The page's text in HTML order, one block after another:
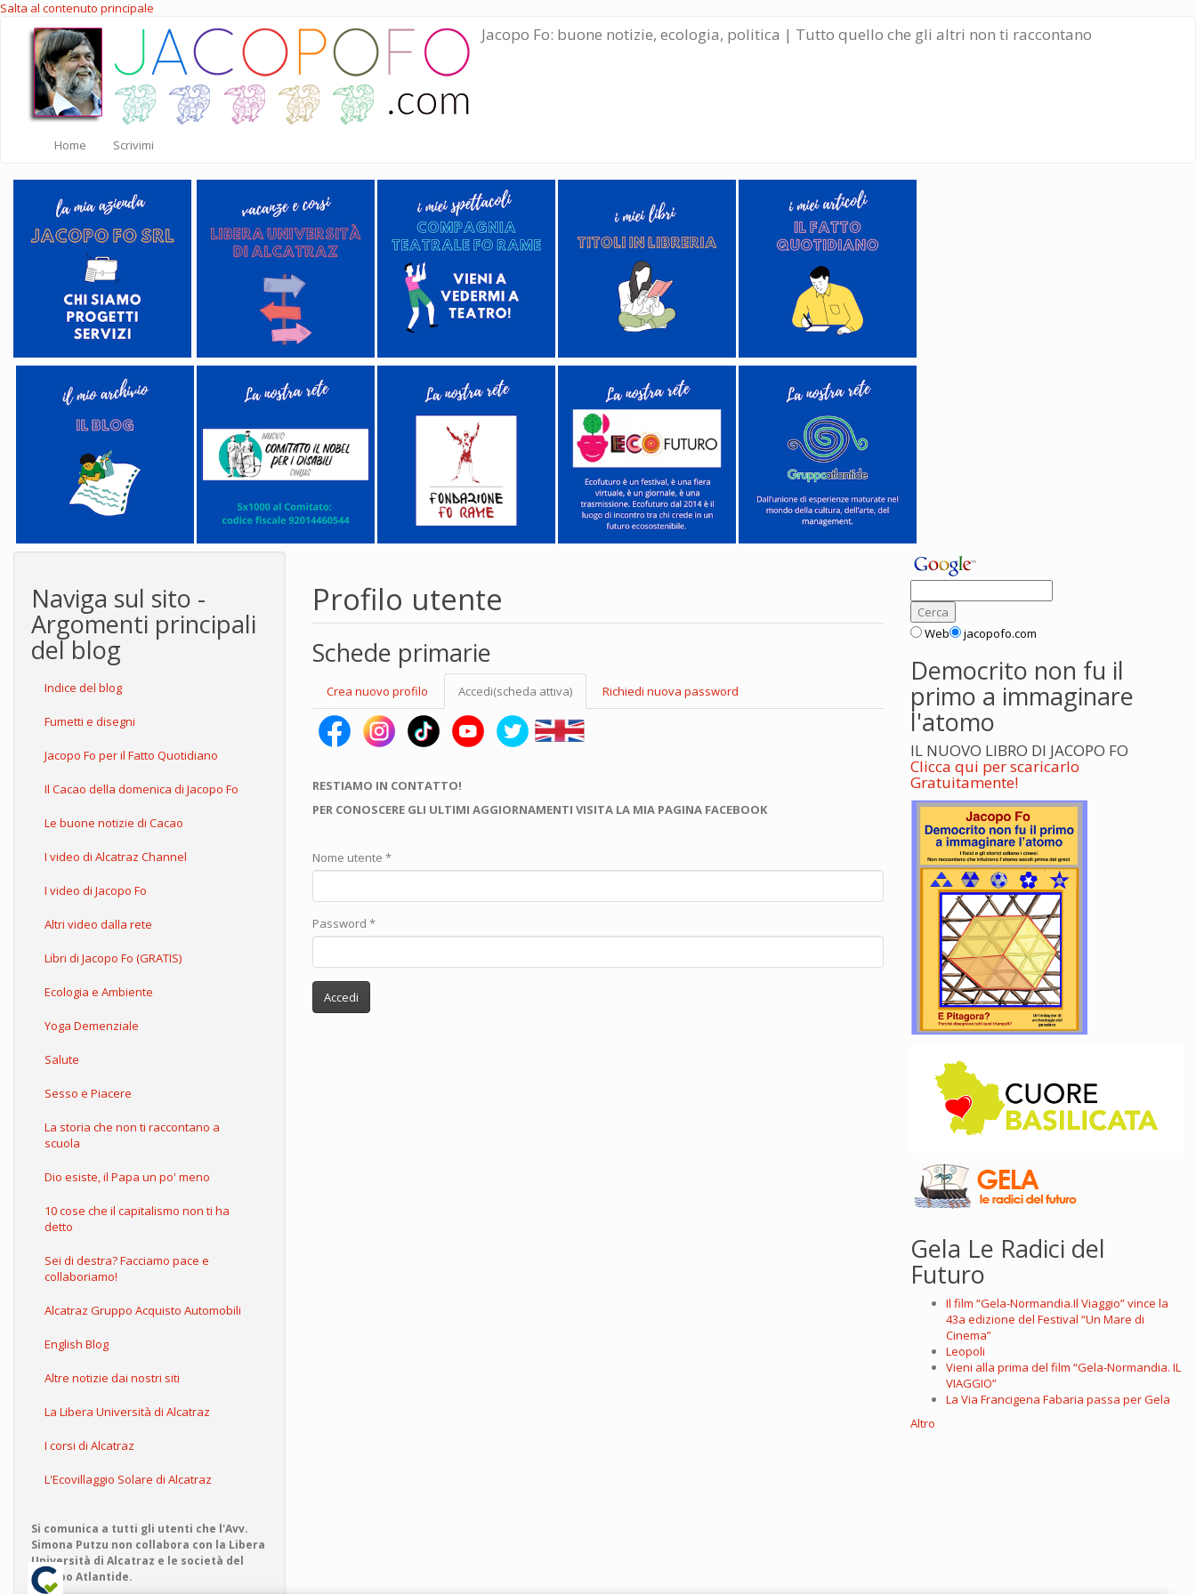
Salta al contenuto principale
Jacopo Fo: buone notizie, ecologia, politica | Tutto quello che gli altri non ti raccontano
Home Scrivimi
Naviga sul sito -
Argomenti principali
del blog
Indice del blog
Fumetti e disegni
Jacopo Fo per il Fatto Quotidiano
Il Cacao della domenica di Jacopo Fo
Le buone notizie di Cacao
I video di Alcatraz Channel
I video di Jacopo Fo
Altri video dalla rete
Libri di Jacopo Fo (GRATIS)
Ecologia e Ambiente
Yoga Demenziale
Salute
Sesso e Piacere
La storia che non ti raccontano a
scuola
Dio esiste, il Papa un po' meno
10 cose che il capitalismo non ti ha
detto
Sei di destra? Facciamo pace e
collaboriamo!
Alcatraz Gruppo Acquisto Automobili
English Blog
Altre notizie dai nostri siti
La Libera Università di Alcatraz
I corsi di Alcatraz
L'Ecovillaggio Solare di Alcatraz
Si comunica a tutti gli utenti che l'Avv.
Simona Putzu non collabora con la Libera
Università di Alcatraz e le società del
Gruppo Atlantide.
Profilo utente
Schede primarie
Crea nuovo profilo Accedi(scheda attiva) Richiedi nuova password
RESTIAMO IN CONTATTO!
PER CONOSCERE GLI ULTIMI AGGIORNAMENTI VISITA LA MIA PAGINA FACEBOOK
Nome utente *
Password *
Accedi
Web jacopofo.com
Democrito non fu il
primo a immaginare
l'atomo
IL NUOVO LIBRO DI JACOPO FO
Clicca qui per scaricarlo
Gratuitamente!
Gela Le Radici del
Futuro
Il film “Gela-Normandia.Il Viaggio” vince la
43a edizione del Festival “Un Mare di
Cinema”
Leopoli
Vieni alla prima del film “Gela-Normandia. IL
VIAGGIO”
La Via Francigena Fabaria passa per Gela
Altro